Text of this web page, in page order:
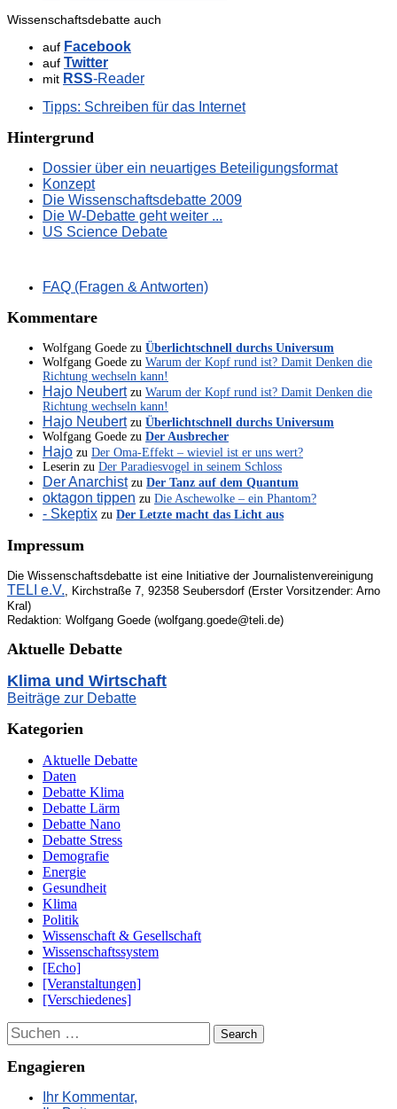
Wissenschaftsdebatte auch
auf Facebook
auf Twitter
mit RSS-Reader
Tipps: Schreiben für das Internet
Hintergrund
Dossier über ein neuartiges Beteiligungsformat
Konzept
Die Wissenschaftsdebatte 2009
Die W-Debatte geht weiter ...
US Science Debate
FAQ (Fragen & Antworten)
Kommentare
Wolfgang Goede zu Überlichtschnell durchs Universum
Wolfgang Goede zu Warum der Kopf rund ist? Damit Denken die
Richtung wechseln kann!
Hajo Neubertzu Warum der Kopf rund ist? Damit Denken die
Richtung wechseln kann!
Hajo Neubertzu Überlichtschnell durchs Universum
Wolfgang Goede zu Der Ausbrecher
Hajo zu Der Oma-Effekt – wieviel ist er uns wert?
Leserin zu Der Paradiesvogel in seinem Schloss
Der Anarchistzu Der Tanz auf dem Quantum
oktagon tippen zu Die Aschewolke – ein Phantom?
- Skeptix zu Der Letzte macht das Licht aus
Impressum
Die Wissenschaftsdebatte ist eine Initiative der Journalistenvereinigung
TELI e.V. , Kirchstraße 7, 92358 Seubersdorf (Erster Vorsitzender: Arno
Kral)
Redaktion: Wolfgang Goede (wolfgang.goede@teli.de)
Aktuelle Debatte
Klima und Wirtschaft
Beiträge zur Debatte
Kategorien
Aktuelle Debatte
Daten
Debatte Klima
Debatte Lärm
Debatte Nano
Debatte Stress
Demografie
Energie
Gesundheit
Klima
Politik
Wissenschaft & Gesellschaft
Wissenschaftssystem
[Echo]
[Veranstaltungen]
[Verschiedenes]
Suchen
Engagieren
Ihr Kommentar,